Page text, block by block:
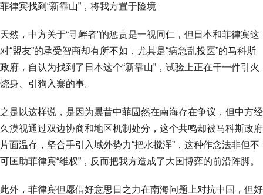
菲律宾找到“新靠山”，将我方置于险境
天然，中方关于“寻衅者”的惩责是一视同仁，但日本和菲律宾这
对“盟友”的承受智商却有所不如，尤其是“病急乱投医”的马科斯
政府，自认为找到了日本这个“新靠山”，试验上正在干一件引火
烧身、引狗入寨的事。
之是以这样说，是因为曩昔中菲固然在南海存在争议，但中方经
久漠视通过双边协商和地区机制处分，这个共鸣却被马科斯政府
片面温存，坚合手引入域外势力“把水搅浑”，这种作念法非但不
可匡助菲律宾“维权”，反而把我方造成了大国博弈的前沿阵脚。
此外，菲律宾但愿借好意思日之力在南海问题上对抗中国，但好